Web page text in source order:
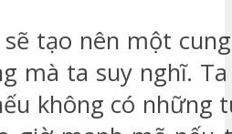
tạo nên một
mà ta suy nghĩ.
không có những